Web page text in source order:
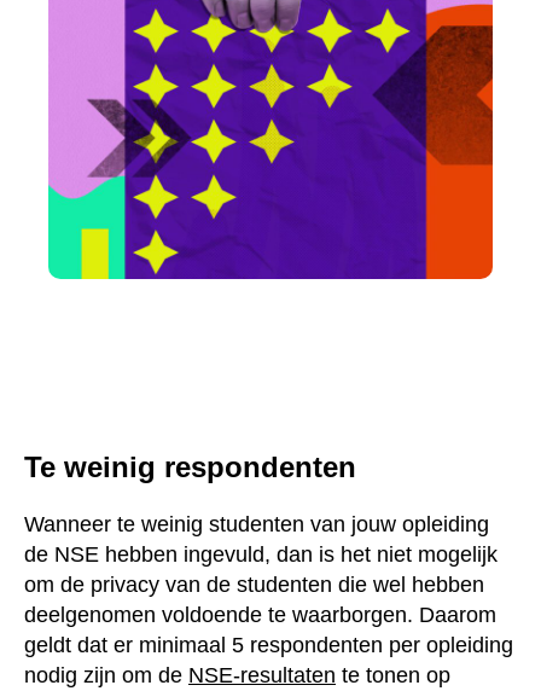
Te weinig respondenten
Wanneer te weinig studenten van jouw opleiding de
NSE hebben ingevuld, dan is het niet mogelijk om de
privacy van de studenten die wel hebben deelgenomen
voldoende te waarborgen. Daarom geldt dat er
minimaal 5 respondenten per opleiding nodig zijn om
deNSE-resultaten te tonen opStudiekeuze123.nl